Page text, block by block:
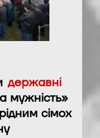
державні
мужність»
сімох